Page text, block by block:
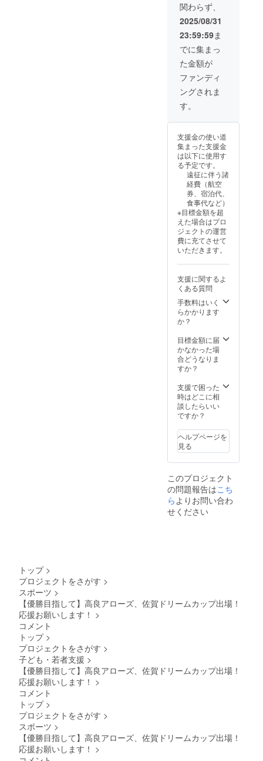
関わらず、
2025/08/31
23:59:59ま
でに集まっ
た金額が
ファンディ
ングされま
す。
支援金の使い道
集まった支援金
は以下に使用す
る予定です。
遠征に伴う諸
経費（航空
券、宿泊代、
食事代など）
※目標金額を超
えた場合はプロ
ジェクトの運営
費に充てさせて
いただきます。
支援に関するよ
くある質問
手数料はいく
らかかります
か？
目標金額に届
かなかった場
合どうなりま
すか？
支援で困った
時はどこに相
談したらいい
ですか？
ヘルプページを
見る
このプロジェクト
の問題報告はこち
らよりお問い合わ
せください
トップ >
プロジェクトをさがす >
スポーツ >
【優勝目指して】高良アローズ、佐賀ドリームカップ出場！
応援お願いします！ >
コメント
トップ >
プロジェクトをさがす >
子ども・若者支援 >
【優勝目指して】高良アローズ、佐賀ドリームカップ出場！
応援お願いします！ >
コメント
トップ >
プロジェクトをさがす >
スポーツ >
【優勝目指して】高良アローズ、佐賀ドリームカップ出場！
応援お願いします！ >